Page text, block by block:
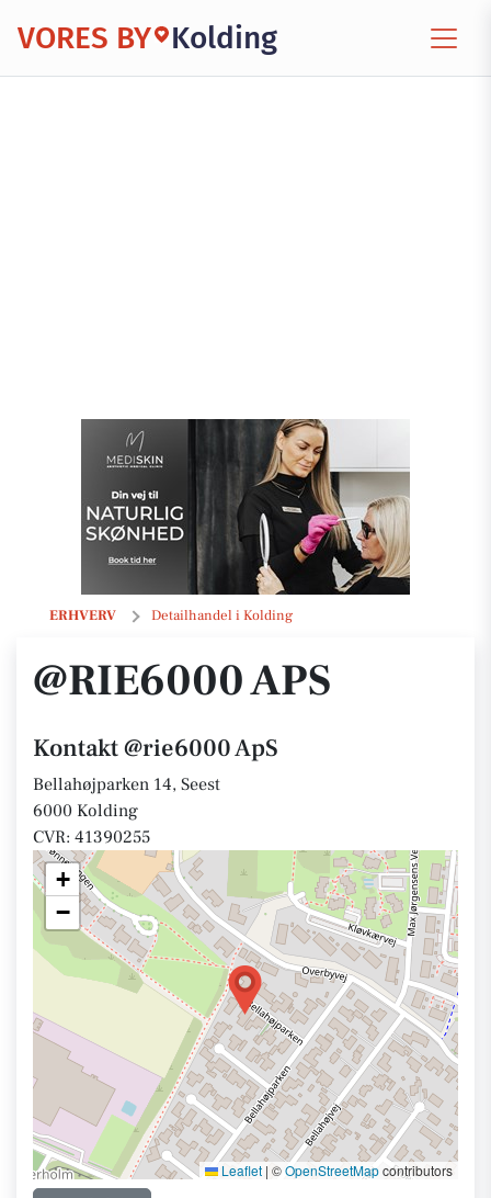
VORES BY Kolding
ERHVERV Detailhandel i Kolding
@rie6000 ApS
@RIE6000 APS
Kontakt @rie6000 ApS
Bellahøjparken 14, Seest
6000 Kolding
CVR: 41390255
+
−
Leaflet | ©OpenStreetMapcontributors